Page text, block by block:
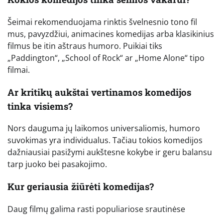
Šeimai rekomenduojama rinktis švelnesnio tono fil
mus, pavyzdžiui, animacines komedijas arba klasikinius
filmus be itin aštraus humoro. Puikiai tiks
„Paddington“, „School of Rock“ ar „Home Alone“ tipo
filmai.
Ar kritikų aukštai vertinamos komedijos
tinka visiems?
Nors dauguma jų laikomos universaliomis, humoro
suvokimas yra individualus. Tačiau tokios komedijos
dažniausiai pasižymi aukštesne kokybe ir geru balansu
tarp juoko bei pasakojimo.
Kur geriausia žiūrėti komedijas?
Daug filmų galima rasti populiariose srautinėse